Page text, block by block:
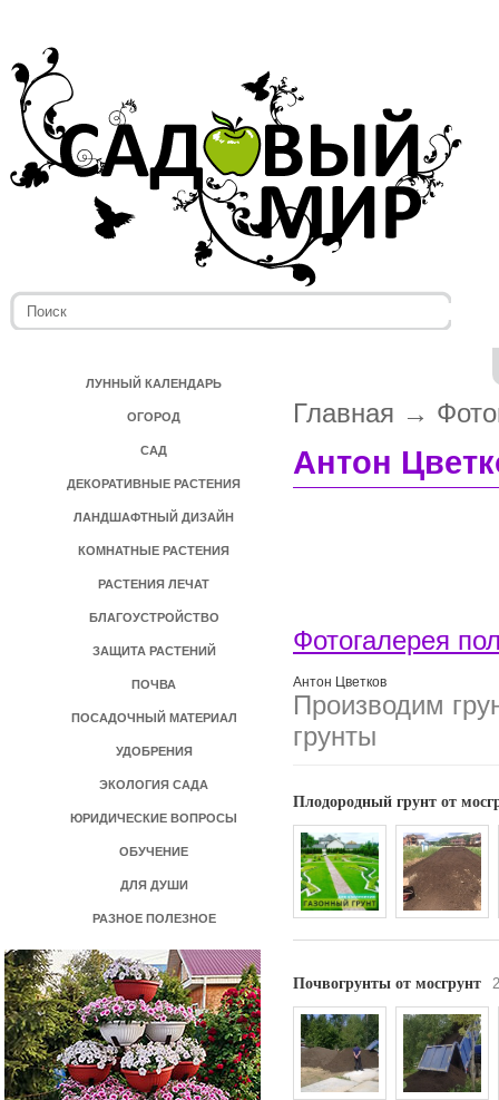
ЛУННЫЙ КАЛЕНДАРЬ
ОГОРОД
САД
ДЕКОРАТИВНЫЕ РАСТЕНИЯ
ЛАНДШАФТНЫЙ ДИЗАЙН
КОМНАТНЫЕ РАСТЕНИЯ
РАСТЕНИЯ ЛЕЧАТ
БЛАГОУСТРОЙСТВО
ЗАЩИТА РАСТЕНИЙ
ПОЧВА
ПОСАДОЧНЫЙ МАТЕРИАЛ
УДОБРЕНИЯ
ЭКОЛОГИЯ САДА
ЮРИДИЧЕСКИЕ ВОПРОСЫ
ОБУЧЕНИЕ
ДЛЯ ДУШИ
РАЗНОЕ ПОЛЕЗНОЕ
Главная →
Антон
Фотогалерея
Антон Цветков
Производим
грунты
Плодородный грунт от
Почвогрунты от мосгрунт